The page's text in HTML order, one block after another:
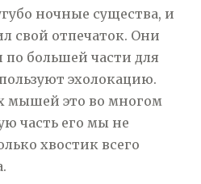
ночные существа, и
свой отпечаток. Они
по большей части для
эхолокацию.
мышей это во многом
часть его мы не
хвостик всего